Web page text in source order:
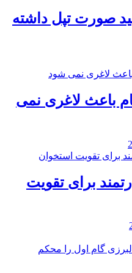
صورت تپل داشته
باعث لاغری نمی
برای تقویت